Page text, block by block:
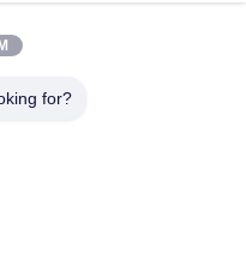
for?